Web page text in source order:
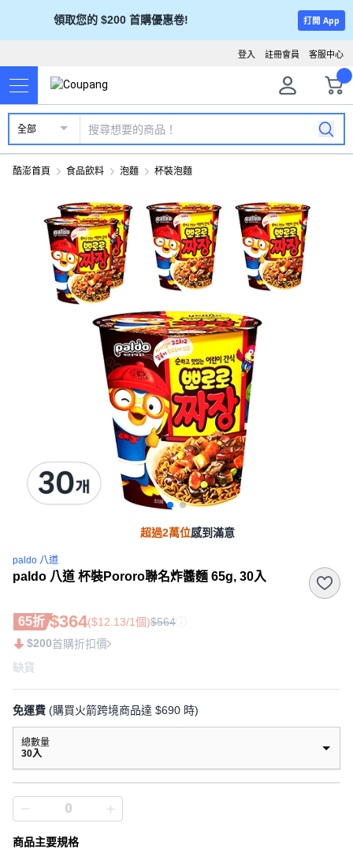
領取您的 $200 首購優惠卷! 打開 App
客服中心
註冊會員
登入
全部
酷澎首頁 食品飲料 泡麵 杯裝泡麵
超過2萬位感到滿意
paldo 八道
paldo 八道 杯裝Pororo聯名炸醬麵 65g, 30入
65折 $364($12.13/1個)$564
$200首購折扣價
缺貨
免運費 (購買火箭跨境商品達 $690 時)
總數量
30入
商品主要規格